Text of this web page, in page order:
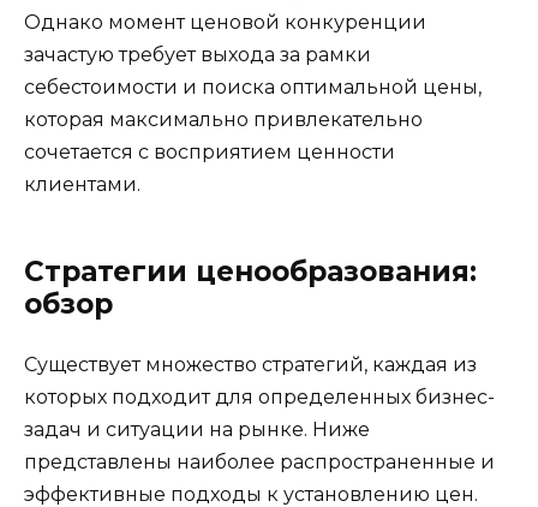
Однако момент ценовой конкуренции
зачастую требует выхода за рамки
себестоимости и поиска оптимальной цены,
которая максимально привлекательно
сочетается с восприятием ценности
клиентами.
Стратегии ценообразования:
обзор
Существует множество стратегий, каждая из
которых подходит для определенных бизнес-
задач и ситуации на рынке. Ниже
представлены наиболее распространенные и
эффективные подходы к установлению цен.